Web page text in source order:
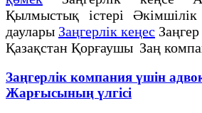
Қылмыстық істері
даулары Заңгерлік кеңес
Қазақстан Қорғаушы Заң
Заңгерлік компания үшін
Жарғысының үлгісі